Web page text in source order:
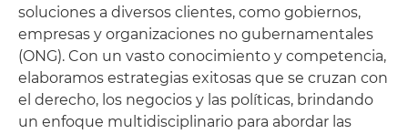
soluciones a diversos clientes, como gobiernos,
empresas y organizaciones no gubernamentales
(ONG). Con un vasto conocimiento y competencia,
elaboramos estrategias exitosas que se cruzan con
el derecho, los negocios y las políticas, brindando
un enfoque multidisciplinario para abordar las